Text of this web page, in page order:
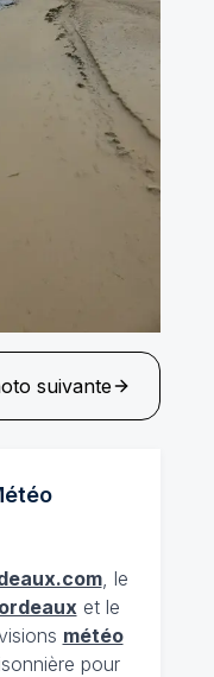
suivante
, le
et le
météo
pour